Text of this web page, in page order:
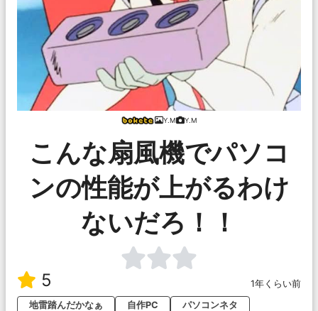
Y.M Y.M
こんな扇風機でパソコ
ンの性能が上がるわけ
ないだろ！！
5
1年くらい前
地雷踏んだかなぁ
自作PC パソコンネタ